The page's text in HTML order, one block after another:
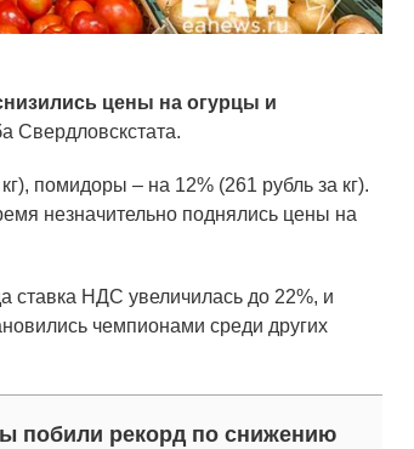
цены на огурцы и
Свердловскстата.
помидоры – на 12% (261 рубль за кг).
незначительно поднялись цены на
ставка НДС увеличилась до 22%, и
чемпионами среди других
побили рекорд по снижению